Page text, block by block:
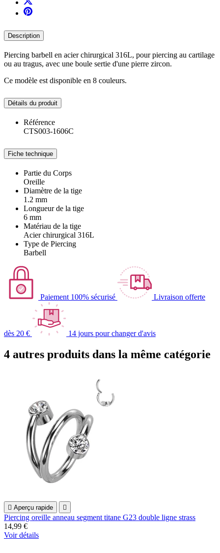
Description
Piercing barbell en acier chirurgical 316L, pour piercing au cartilage
ou au tragus, avec une boule sertie d'une pierre zircon.
Ce modèle est disponible en 8 couleurs.
Détails du produit
Référence
CTS003-1606C
Fiche technique
Partie du Corps
Oreille
Diamètre de la tige
1.2 mm
Longueur de la tige
6 mm
Matériau de la tige
Acier chirurgical 316L
Type de Piercing
Barbell
Paiement 100% sécurisé Livraison offerte
dès 20 € 14 jours pour changer d'avis
4 autres produits dans la même catégorie
 Aperçu rapide 
Piercing oreille anneau segment titane G23 double ligne strass
14,99 €
Voir détails